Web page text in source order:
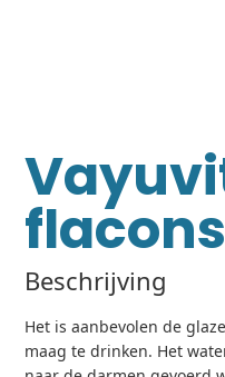
flacons
Beschrijving
Het is aanbevolen de
maag te drinken. Het